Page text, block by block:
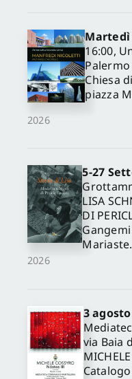
2026
Martedì
16:00,
Chiesa
piazza
2026
5-27
LISA
DI
3
via Baia